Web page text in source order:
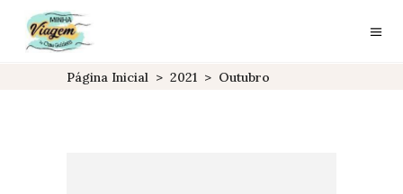
Página Inicial > 2021 > Outubro